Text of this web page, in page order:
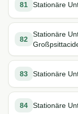
81 Stationäre
82
Stationäre
83 Stationäre
84 Stationäre